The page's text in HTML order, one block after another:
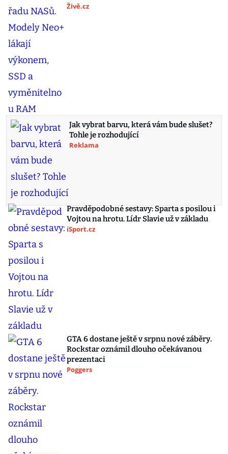
Živě.cz
Jak vybrat barvu, která vám bude slušet?
Tohle je rozhodující
Reklama
Pravděpodobné sestavy: Sparta s posilou i
Vojtou na hrotu. Lídr Slavie už v základu
iSport.cz
GTA 6 dostane ještě v srpnu nové záběry.
Rockstar oznámil dlouho očekávanou
prezentaci
Poggers